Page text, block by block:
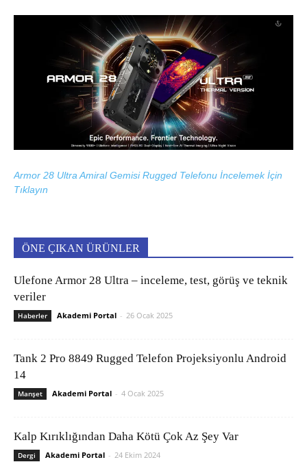
Armor 28 Ultra Amiral Gemisi Rugged Telefonu İncelemek İçin
Tıklayın
ÖNE ÇIKAN ÜRÜNLER
Ulefone Armor 28 Ultra – inceleme, test, görüş ve teknik
veriler
Haberler Akademi Portal - 26 Ocak 2025
Tank 2 Pro 8849 Rugged Telefon Projeksiyonlu Android
14
Manşet Akademi Portal - 4 Ocak 2025
Kalp Kırıklığından Daha Kötü Çok Az Şey Var
Dergi Akademi Portal - 24 Ekim 2024